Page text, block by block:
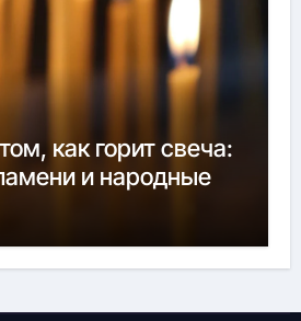
как горит свеча:
и народные